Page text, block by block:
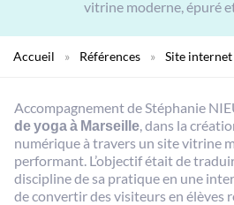
vitrine moderne, épuré
Accueil » Références » Site internet
Accompagnement de Stéphanie
de yoga à Marseille, dans la
numérique à travers un site vitrine
performant. L’objectif était de
discipline de sa pratique en une
de convertir des visiteurs en élèves